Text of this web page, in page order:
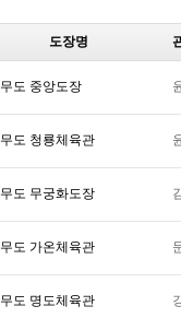
도장명
도 중앙도장
도 청룡체육관
도 무궁화도장
도 가온체육관
도 명도체육관